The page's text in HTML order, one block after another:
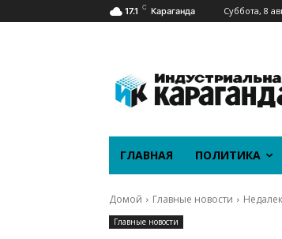
17.1 C Караганда Суббота, 8
ГЛАВНАЯ ПОЛИТИКА
Домой Главные новости
Главные новости